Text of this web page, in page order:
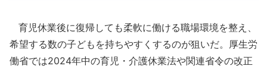
育児休業後に復帰しても柔軟に働ける職場環境を整え、
希望する数の子どもを持ちやすくするのが狙いだ。厚生労
働省では2024年中の育児・介護休業法や関連省令の改正